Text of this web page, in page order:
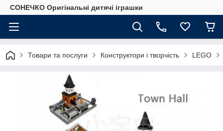
СОНЕЧКО Оригінальні дитячі іграшки
Товари та послуги Конструктори і творчість LEGO